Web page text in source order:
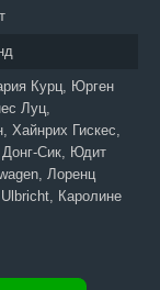
Курц, Юрген
Луц,
Гискес,
Сик, Юдит
Лоренц
Каролине